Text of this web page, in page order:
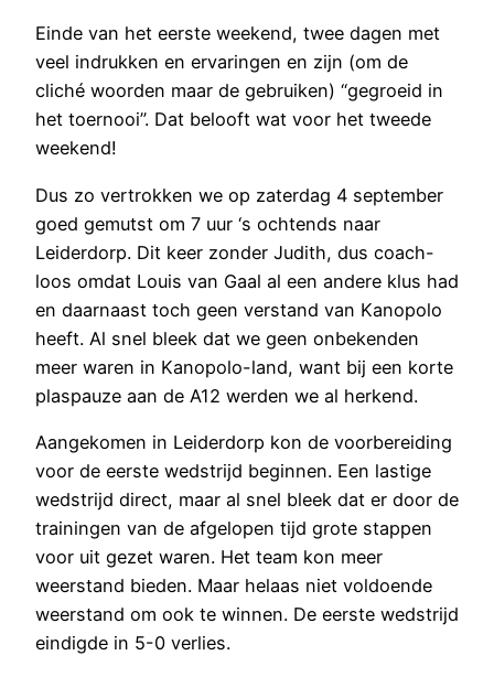
Einde van het eerste weekend, twee dagen met
veel indrukken en ervaringen en zijn (om de
cliché woorden maar de gebruiken) “gegroeid in
het toernooi”. Dat belooft wat voor het tweede
weekend!
Dus zo vertrokken we op zaterdag 4 september
goed gemutst om 7 uur ‘s ochtends naar
Leiderdorp. Dit keer zonder Judith, dus coach-
loos omdat Louis van Gaal al een andere klus had
en daarnaast toch geen verstand van Kanopolo
heeft. Al snel bleek dat we geen onbekenden
meer waren in Kanopolo-land, want bij een korte
plaspauze aan de A12 werden we al herkend.
Aangekomen in Leiderdorp kon de voorbereiding
voor de eerste wedstrijd beginnen. Een lastige
wedstrijd direct, maar al snel bleek dat er door de
trainingen van de afgelopen tijd grote stappen
voor uit gezet waren. Het team kon meer
weerstand bieden. Maar helaas niet voldoende
weerstand om ook te winnen. De eerste wedstrijd
eindigde in 5-0 verlies.